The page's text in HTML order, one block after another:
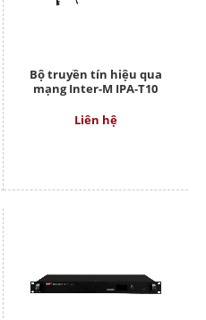
Bộ truyền tín hiệu qua
mạng Inter-M IPA-T10
Liên hệ